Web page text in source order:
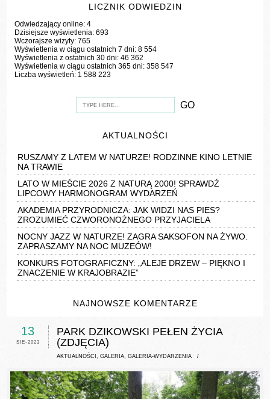
LICZNIK ODWIEDZIN
Odwiedzający online:4
Dzisiejsze wyświetlenia:693
Wczorajsze wizyty:765
Wyświetlenia w ciągu ostatnich 7 dni:8 554
Wyświetlenia z ostatnich 30 dni:46 362
Wyświetlenia w ciągu ostatnich 365 dni:358 547
Liczba wyświetleń: 1 588 223
AKTUALNOŚCI
RUSZAMY Z LATEM W NATURZE! RODZINNE KINO LETNIE
NA TRAWIE
LATO W MIEŚCIE 2026 Z NATURĄ 2000! SPRAWDŹ
LIPCOWY HARMONOGRAM WYDARZEŃ
AKADEMIA PRZYRODNICZA: JAK WIDZI NAS PIES?
ZROZUMIEĆ CZWORONOŻNEGO PRZYJACIELA
NOCNY JAZZ W NATURZE! ZAGRA SAKSOFON NA ŻYWO.
ZAPRASZAMY NA NOC MUZEÓW!
KONKURS FOTOGRAFICZNY: „ALEJE DRZEW – PIĘKNO I
ZNACZENIE W KRAJOBRAZIE”
NAJNOWSZE KOMENTARZE
13
SIE-2023
PARK DZIKOWSKI PEŁEN ŻYCIA
(ZDJĘCIA)
AKTUALNOŚCI,GALERIA,GALERIA-WYDARZENIA /